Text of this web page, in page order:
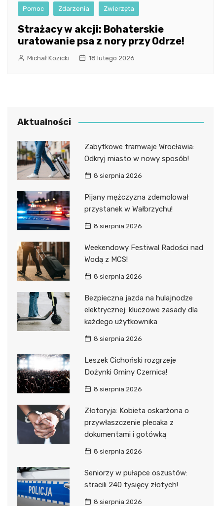
Pomoc Zdarzenia Zwierzęta
Strażacy w akcji: Bohaterskie
uratowanie psa z nory przy Odrze!
Michał Kozicki 18 lutego 2026
Aktualności
Zabytkowe tramwaje Wrocławia:
Odkryj miasto w nowy sposób!
8 sierpnia 2026
Pijany mężczyzna zdemolował
przystanek w Wałbrzychu!
8 sierpnia 2026
Weekendowy Festiwal Radości nad
Wodą z MCS!
8 sierpnia 2026
Bezpieczna jazda na hulajnodze
elektrycznej: kluczowe zasady dla
każdego użytkownika
8 sierpnia 2026
Leszek Cichoński rozgrzeje
Dożynki Gminy Czernica!
8 sierpnia 2026
Złotoryja: Kobieta oskarżona o
przywłaszczenie plecaka z
dokumentami i gotówką
8 sierpnia 2026
Seniorzy w pułapce oszustów:
stracili 240 tysięcy złotych!
8 sierpnia 2026